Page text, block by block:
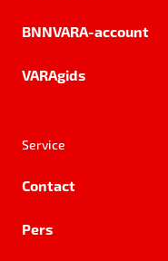
BNNVARA-account
VARAgids
Service
Contact
Pers